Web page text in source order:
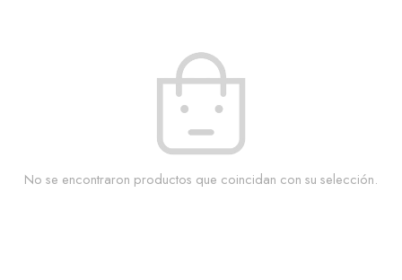
No se encontraron productos que coincidan con su selección.